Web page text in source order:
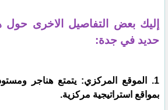
إليك بعض التفاصيل الاخرى
حديد في جدة:
1. الموقع المركزي: يتمتع هناجر
بمواقع استراتيجية مركزية.